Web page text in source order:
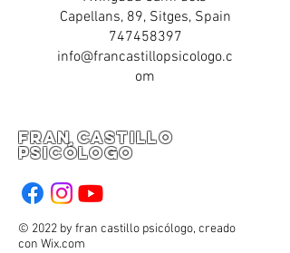
Capellans, 89, Sitges, Spain
747458397
info@francastillopsicologo.c
om
fran castillo
psicólogo
© 2022 by fran castillo psicólogo, creado
con Wix.com